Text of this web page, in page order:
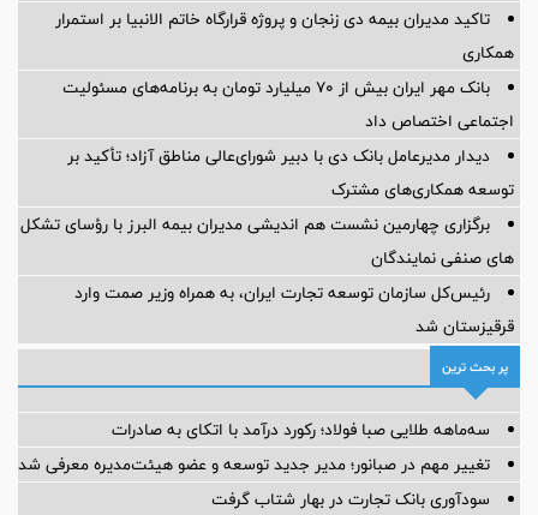
تاکید مدیران بیمه دی زنجان و پروژه قرارگاه خاتم الانبیا بر استمرار
همکاری
بانک مهر ایران بیش از ۷۰ میلیارد تومان به برنامه‌های مسئولیت
اجتماعی اختصاص داد
دیدار مدیرعامل بانک دی با دبیر شورای‌عالی مناطق آزاد؛ تأکید بر
توسعه همکاری‌های مشترک
برگزاری چهارمین نشست هم اندیشی مدیران بیمه البرز با رؤسای تشکل
های صنفی نمایندگان
رئیس‌کل سازمان توسعه تجارت ایران، به همراه وزیر صمت وارد
قرقیزستان شد
پر بحث ترین
سه‌ماهه طلایی صبا فولاد؛ رکورد درآمد با اتکای به صادرات
تغییر مهم در صبانور؛ مدیر جدید توسعه و عضو هیئت‌مدیره معرفی شد
سودآوری بانک تجارت در بهار شتاب گرفت